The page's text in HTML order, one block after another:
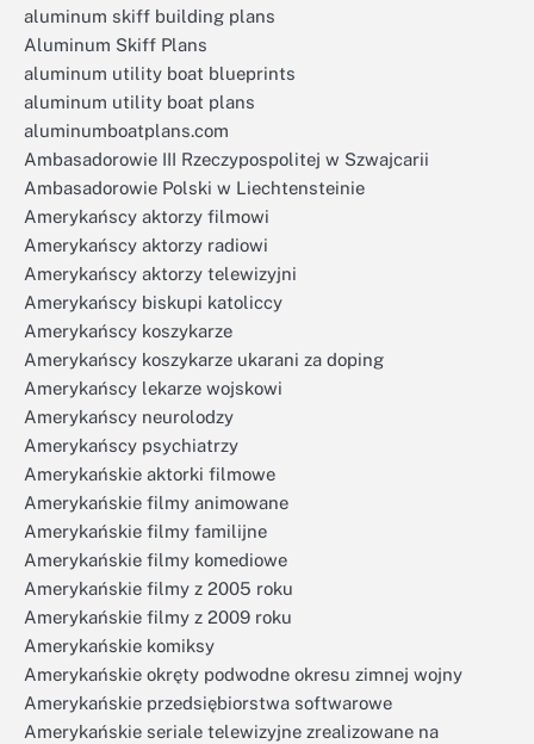
aluminum skiff building plans
Aluminum Skiff Plans
aluminum utility boat blueprints
aluminum utility boat plans
aluminumboatplans.com
Ambasadorowie III Rzeczypospolitej w Szwajcarii
Ambasadorowie Polski w Liechtensteinie
Amerykańscy aktorzy filmowi
Amerykańscy aktorzy radiowi
Amerykańscy aktorzy telewizyjni
Amerykańscy biskupi katoliccy
Amerykańscy koszykarze
Amerykańscy koszykarze ukarani za doping
Amerykańscy lekarze wojskowi
Amerykańscy neurolodzy
Amerykańscy psychiatrzy
Amerykańskie aktorki filmowe
Amerykańskie filmy animowane
Amerykańskie filmy familijne
Amerykańskie filmy komediowe
Amerykańskie filmy z 2005 roku
Amerykańskie filmy z 2009 roku
Amerykańskie komiksy
Amerykańskie okręty podwodne okresu zimnej wojny
Amerykańskie przedsiębiorstwa softwarowe
Amerykańskie seriale telewizyjne zrealizowane na